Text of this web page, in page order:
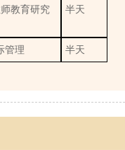
教育研究
半天
管理 半天